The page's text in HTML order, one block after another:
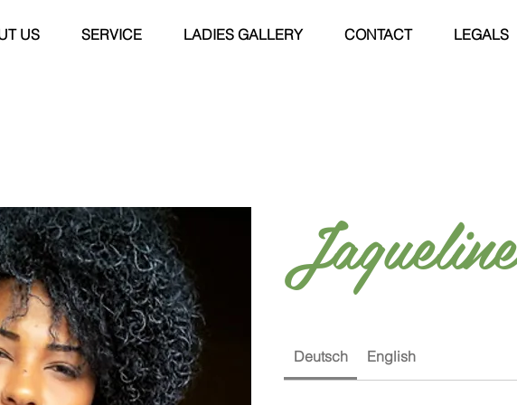
US SERVICE LADIES GALLERY CONTACT LEGALS
Jaqueline
Deutsch English